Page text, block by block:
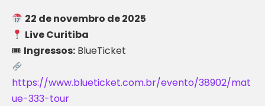
22 de novembro de 2025
Live Curitiba
🎟 Ingressos: BlueTicket
https://www.blueticket.com.br/evento/38902/mat
ue-333-tour